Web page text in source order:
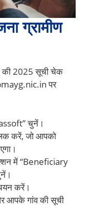
ग्रामीण
की 2025 सूची चेक
पर
चुनें।
करें, जो आपको
में “Beneficiary
करें।
आपके गांव की सूची